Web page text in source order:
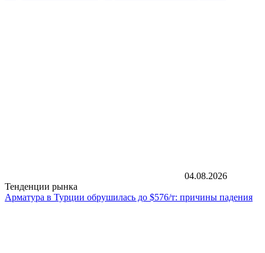
04.08.2026
Тенденции рынка
Арматура в Турции обрушилась до $576/т: причины падения